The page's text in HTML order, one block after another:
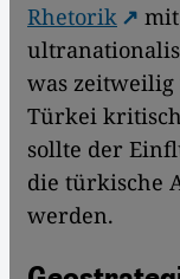
Rhetorik
was
Türkei
sollte der
die türkische
werden.